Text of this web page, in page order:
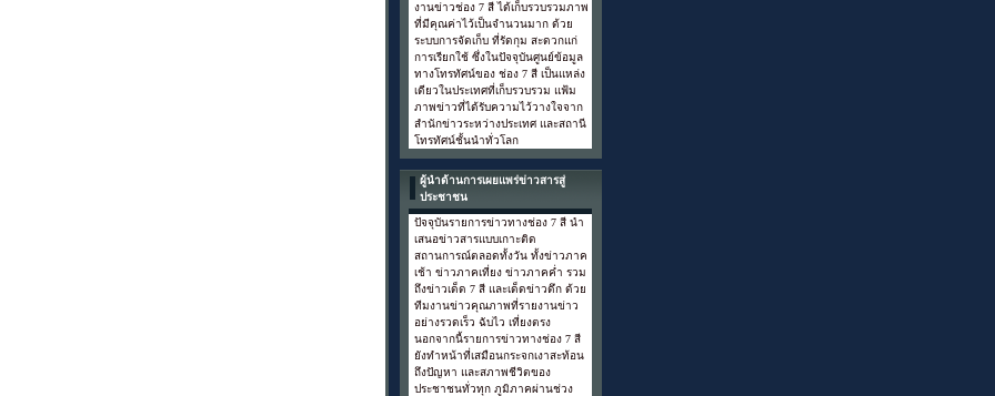
งานข่าวช่อง 7 สี ได้เก็บรวบรวมภาพ
ที่มีคุณค่าไว้เป็นจำนวนมาก ด้วย
ระบบการจัดเก็บ ที่รัดกุม สะดวกแก่
การเรียกใช้ ซึ่งในปัจจุบันศูนย์ข้อมูล
ทางโทรทัศน์ของ ช่อง 7 สี เป็นแหล่ง
เดียวในประเทศที่เก็บรวบรวม แฟ้ม
ภาพข่าวที่ได้รับความไว้วางใจจาก
สำนักข่าวระหว่างประเทศ และสถานี
โทรทัศน์ชั้นนำทั่วโลก
ผู้นำด้านการเผยแพร่ข่าวสารสู่
ประชาชน
ปัจจุบันรายการข่าวทางช่อง 7 สี นำ
เสนอข่าวสารแบบเกาะติด
สถานการณ์ตลอดทั้งวัน ทั้งข่าวภาค
เช้า ข่าวภาคเที่ยง ข่าวภาคค่ำ รวม
ถึงข่าวเด็ด 7 สี และเด็ดข่าวดึก ด้วย
ทีมงานข่าวคุณภาพที่รายงานข่าว
อย่างรวดเร็ว ฉับไว เที่ยงตรง
นอกจากนี้รายการข่าวทางช่อง 7 สี
ยังทำหน้าที่เสมือนกระจกเงาสะท้อน
ถึงปัญหา และสภาพชีวิตของ
ประชาชนทั่วทุก ภูมิภาคผ่านช่วง